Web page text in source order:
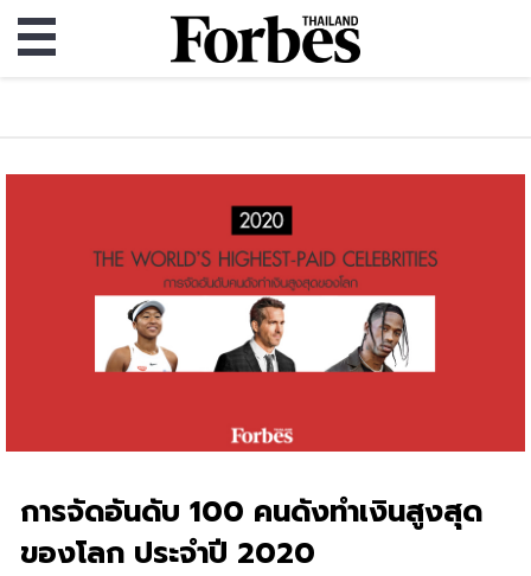
การจัดอันดับ 100 คนดังทำเงินสูงสุด
ของโลก ประจำปี 2020